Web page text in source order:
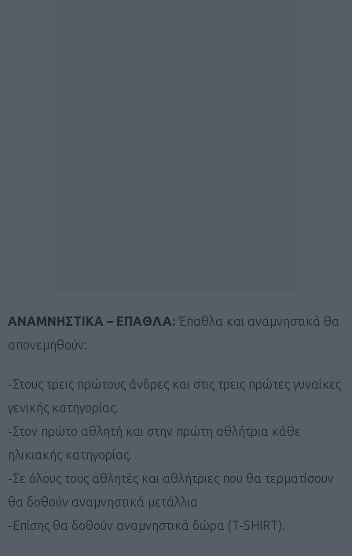
ΑΝΑΜΝΗΣΤΙΚΑ – ΕΠΑΘΛΑ: Έπαθλα και αναμνηστικά θα
απονεμηθούν:
-Στους τρεις πρώτους άνδρες και στις τρεις πρώτες γυναίκες
γενικής κατηγορίας.
-Στον πρώτο αθλητή και στην πρώτη αθλήτρια κάθε
ηλικιακής κατηγορίας.
-Σε όλους τους αθλητές και αθλήτριες που θα τερματίσουν
θα δοθούν αναμνηστικά μετάλλια
-Επίσης θα δοθούν αναμνηστικά δώρα (T-SHIRT).